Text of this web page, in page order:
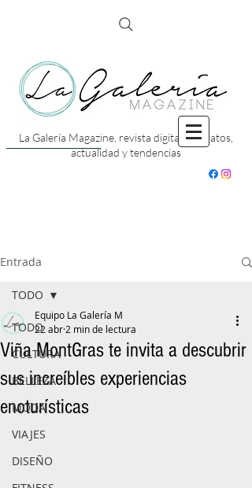
La Galería Magazine, revista digital con datos,
actualidad y tendencias
Entrada
TODO
CULTURA
BELLEZA
MODA
VIAJES
DISEÑO
TODO
Viña MontGras te invita a descubrir
sus increíbles experiencias
enoturísticas
Equipo La Galería M
22 abr 2 min de lectura